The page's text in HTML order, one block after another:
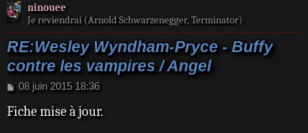
ninouee
Je reviendrai (Arnold Schwarzenegger, Terminator)
RE:Wesley Wyndham-Pryce - Buffy
contre les vampires / Angel
M
s
08 juin 2015 18:36
Fiche mise à jour.